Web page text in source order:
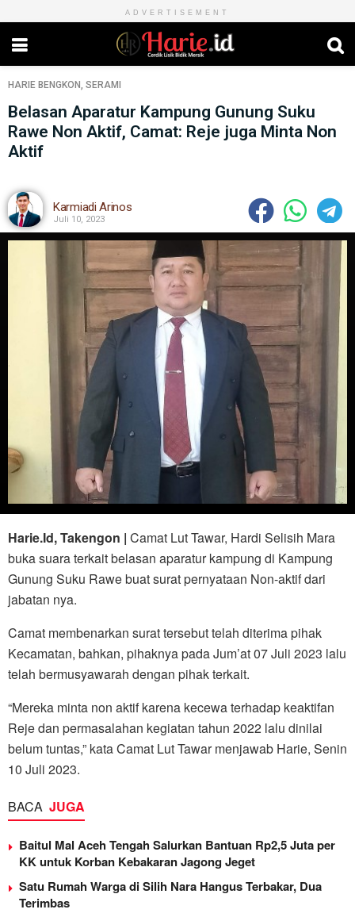
ADVERTISEMENT
HARIE BENGKON, SERAMI
Belasan Aparatur Kampung Gunung Suku
Rawe Non Aktif, Camat: Reje juga Minta Non
Aktif
Karmiadi Arinos
Juli 10, 2023
Harie.Id, Takengon | Camat Lut Tawar, Hardi Selisih Mara
buka suara terkait belasan aparatur kampung di Kampung
Gunung Suku Rawe buat surat pernyataan Non-aktif dari
jabatan nya.
Camat membenarkan surat tersebut telah diterima pihak
Kecamatan, bahkan, pihaknya pada Jum’at 07 Juli 2023 lalu
telah bermusyawarah dengan pihak terkait.
“Mereka minta non aktif karena kecewa terhadap keaktifan
Reje dan permasalahan kegiatan tahun 2022 lalu dinilai
belum tuntas,” kata Camat Lut Tawar menjawab Harie, Senin
10 Juli 2023.
BACA JUGA
Baitul Mal Aceh Tengah Salurkan Bantuan Rp2,5 Juta per
KK untuk Korban Kebakaran Jagong Jeget
Satu Rumah Warga di Silih Nara Hangus Terbakar, Dua
Terimbas